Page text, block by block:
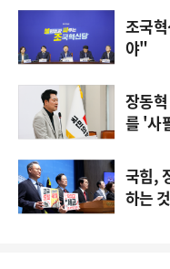
조국
야"
장동
를 '사
국힘,
하는